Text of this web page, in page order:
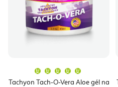
Tachyon Tach-O-Vera Aloe gél na
produktu